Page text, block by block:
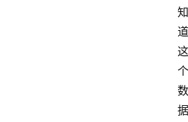
知
道
这
个
数
据